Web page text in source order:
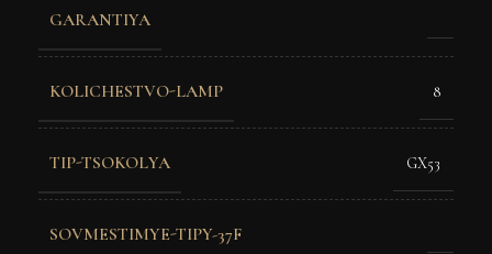
GARANTIYA
KOLICHESTVO-LAMP 8
TIP-TSOKOLYA GX53
SOVMESTIMYE-TIPY-37F